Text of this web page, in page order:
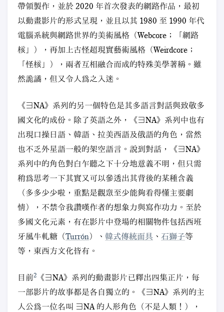
帶領製作，並於 2020 年首次發表的網路作品，最初
以動畫影片的形式呈現，並且以其 1980 至 1990 年代
電腦系統與網路世界的美術風格（Webcore；「網路
核」），再加上古怪超現實藝術風格（Weirdcore；
「怪核」），兩者互相融合而成的特殊美學著稱。雖
然詭譎，但又令人爲之入迷。
《∃NA》系列的另一個特色是其多語言對話與致敬多
國文化的成份。除了英語之外，《∃NA》系列中也有
出現口操日語、韓語、拉美西語及俄語的角色，當然
也不乏外星語一般的架空語言。說到對話，《∃NA》
系列中的角色對白乍聽之下十分地意義不明，但只需
稍爲思考一下其實又可以參透出其背後的某種含義
（多多少少啦，重點是觀衆至少能夠看得懂主要劇
情），不禁令我讚嘆作者的想象力與寫作功力。至於
多國文化元素，有在影片中登場的相關物件包括西班
牙風牛軋糖（Turrón）、 韓式傳統面具 、 石獅子等
等，東西方文化皆有。
目前2
《∃NA》系列的動畫影片已釋出四集正片，每
一部影片的故事都是各自獨立的。《∃NA》系列的主
人公爲一位名叫 ∃NA 的人形角色（不是人類！），